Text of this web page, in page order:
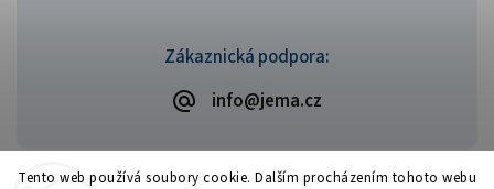
Tento web používá soubory cookie. Dalším procházením tohoto webu
Zákaznická podpora:
info@jema.cz